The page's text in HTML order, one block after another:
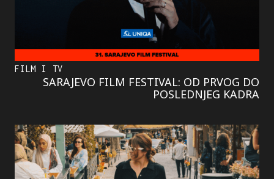
FILM I TV
SARAJEVO FILM FESTIVAL: OD PRVOG DO
POSLEDNJEG KADRA